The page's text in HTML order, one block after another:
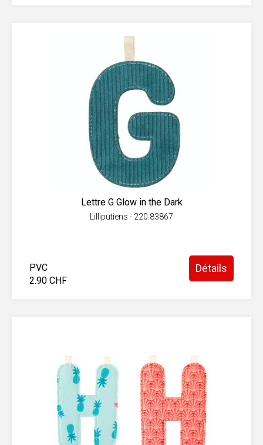
Lettre G Glow in the Dark
Lilliputiens - 220.83867
PVC
2.90 CHF
Détails